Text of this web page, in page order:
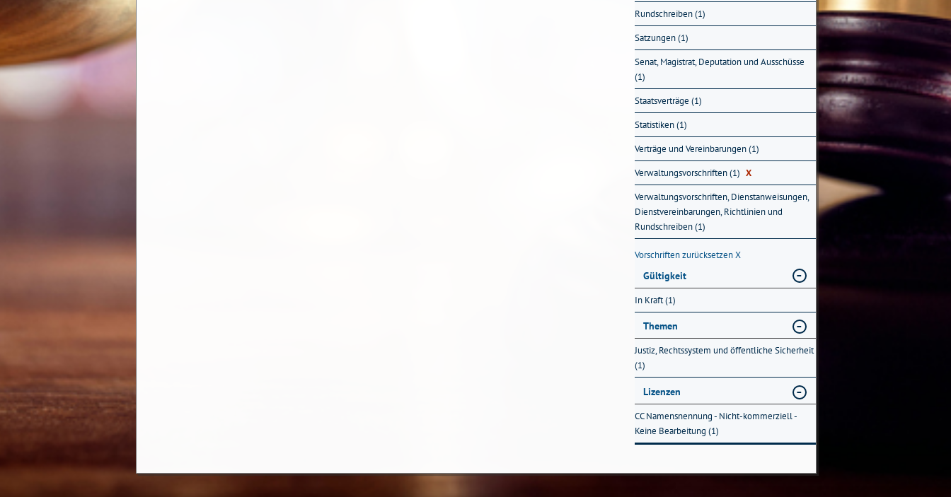
Rundschreiben (1)
Satzungen (1)
Senat, Magistrat, Deputation und Ausschüsse
(1)
Staatsverträge (1)
Statistiken (1)
Verträge und Vereinbarungen (1)
Verwaltungsvorschriften (1) X
Verwaltungsvorschriften, Dienstanweisungen,
Dienstvereinbarungen, Richtlinien und
Rundschreiben (1)
Vorschriften zurücksetzenX
Gültigkeit
In Kraft (1)
Themen
Justiz, Rechtssystem und öffentliche Sicherheit
(1)
Lizenzen
CC Namensnennung - Nicht-kommerziell -
Keine Bearbeitung (1)